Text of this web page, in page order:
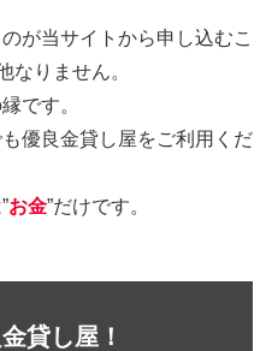
が当サイトから申し込むこ
なりません。
です。
優良金貸し屋をご利用くだ
お金”だけです。
貸し屋！